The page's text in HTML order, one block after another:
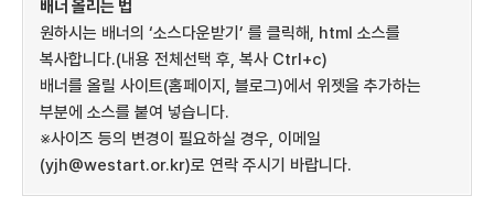
배너 올리는 법
원하시는 배너의 ‘소스다운받기’ 를 클릭해, html 소스를
복사합니다.(내용 전체선택 후, 복사 Ctrl+c)
배너를 올릴 사이트(홈페이지, 블로그)에서 위젯을 추가하는
부분에 소스를 붙여 넣습니다.
※사이즈 등의 변경이 필요하실 경우, 이메일
(yjh@westart.or.kr)로 연락 주시기 바랍니다.